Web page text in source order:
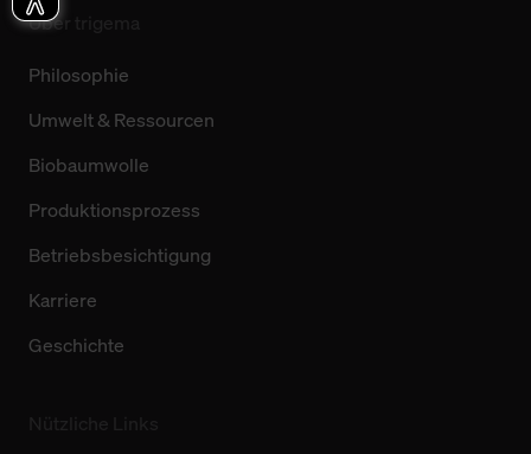
Über trigema
Philosophie
Umwelt & Ressourcen
Biobaumwolle
Produktionsprozess
Betriebsbesichtigung
Karriere
Geschichte